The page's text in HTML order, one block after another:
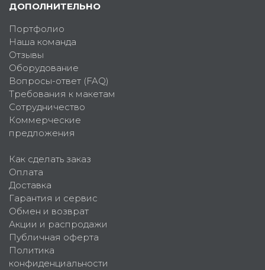
ДОПОЛНИТЕЛЬНО
Портфолио
Наша команда
Отзывы
Оборудование
Вопросы-ответ (FAQ)
Требования к макетам
Сотрудничество
Коммерческие
предложения
Как сделать заказ
Оплата
Доставка
Гарантия и сервис
Обмен и возврат
Акции и распродажи
Публичная оферта
Политика
конфиденциальности